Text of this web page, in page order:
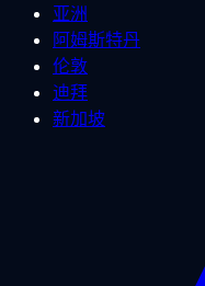
亚洲
阿姆斯特丹
伦敦
迪拜
新加坡